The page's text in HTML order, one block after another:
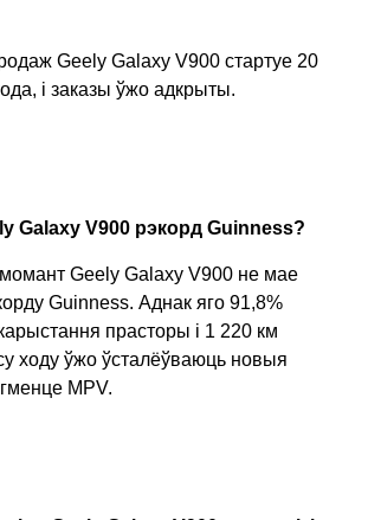
Geely Galaxy V900 стартуе 20
і заказы ўжо адкрыты.
Galaxy V900 рэкорд Guinness?
Geely Galaxy V900 не мае
Guinness. Аднак яго 91,8%
прасторы і 1 220 км
ходу ўжо ўсталёўваюць новыя
MPV.